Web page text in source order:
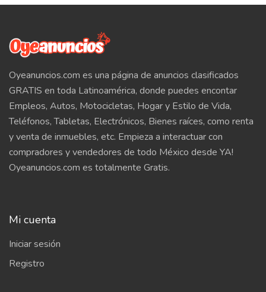
Oyeanuncios.com es una página de anuncios clasificados
GRATIS en toda Latinoamérica, donde puedes encontar
Empleos, Autos, Motocicletas, Hogar y Estilo de Vida,
Teléfonos, Tabletas, Electrónicos, Bienes raíces, como renta
y venta de inmuebles, etc. Empieza a interactuar con
compradores y vendedores de todo México desde YA!
Oyeanuncios.com es totalmente Gratis.
Mi cuenta
Iniciar sesión
Registro